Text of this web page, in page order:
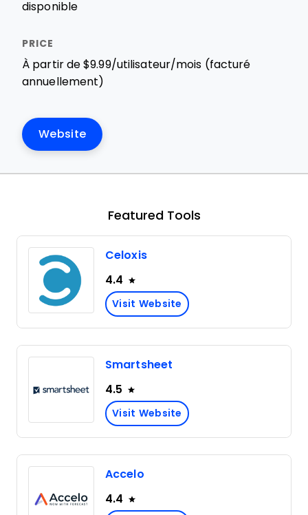
disponible
À partir de $9.99/utilisateur/mois (facturé
annuellement)
Website
Featured Tools
Celoxis
4.4
Visit Website
Smartsheet
4.5
Visit Website
Accelo
4.4